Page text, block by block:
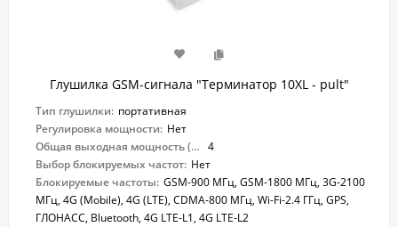
Глушилка GSM-сигнала "Терминатор 10XL - pult"
Тип глушилки: портативная
Регулировка мощности: Нет
Общая выходная мощность (Вт): 4
Выбор блокируемых частот: Нет
Блокируемые частоты: GSM-900 МГц, GSM-1800 МГц, 3G-2100
МГц, 4G (Mobile), 4G (LTE), CDMA-800 МГц, Wi-Fi-2.4 ГГц, GPS,
ГЛОНАСС, Bluetooth, 4G LTE-L1, 4G LTE-L2